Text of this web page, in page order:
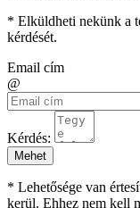
* Elküldheti nekünk a
kérdését.
Email cím
@
Kérdés:
Mehet
* Lehetősége van
kerül. Ehhez nem kell